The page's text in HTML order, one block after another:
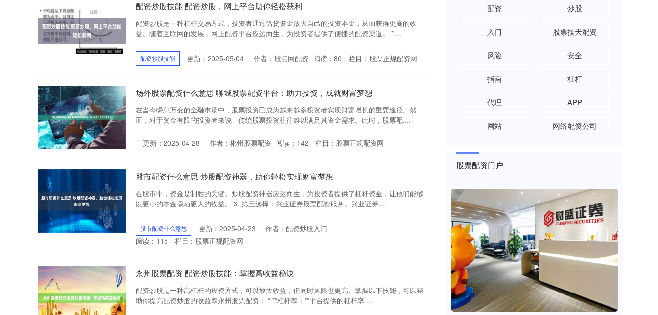
配资炒股技能 配资炒股，网上平台助你轻松获利
配资炒股是一种杠杆交易方式，投资者通过借贷资金放大自己的投资本金，从而获得更高的收
益。随着互联网的发展，网上配资平台应运而生，为投资者提供了便捷的配资渠道。 *....
配资炒股技能 更新：2025-05-04 作者：股点网配资 阅读： 80 栏目： 股票正规配资网
场外股票配资什么意思 聊城股票配资平台：助力投资，成就财富梦想
在当今瞬息万变的金融市场中，股票投资已成为越来越多投资者实现财富增长的重要途径。然
而，对于资金有限的投资者来说，传统股票投资往往难以满足其资金需求。此时，股票配....
更新：2025-04-28 作者：郴州股票配资 阅读： 142 栏目： 股票正规配资网
股市配资什么意思 炒股配资神器，助你轻松实现财富梦想
在股市中，资金是制胜的关键。炒股配资神器应运而生，为投资者提供了杠杆资金，让他们能够
以更小的本金撬动更大的收益。 3. 第三选择：兴业证券股票配资服务。兴业证券....
股市配资什么意思 更新：2025-04-23
作者：配资炒股入门
阅读： 115 栏目： 股票正规配资网
永州股票配资 配资炒股技能：掌握高收益秘诀
配资炒股是一种高杠杆的投资方式，可以放大收益，但同时风险也更高。掌握以下技能，可以帮
助你提高配资炒股的收益率永州股票配资： * **杠杆率：**平台提供的杠杆率....
配资 炒股
入门 股票按天配资
风险 安全
指南 杠杆
代理 APP
网站 网络配资公司
股票配资门户